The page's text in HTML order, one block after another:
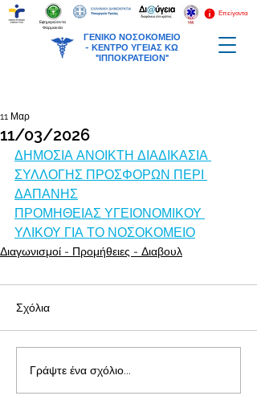
ΓΕΝΙΚΟ ΝΟΣΟΚΟΜΕΙΟ
- ΚΕΝΤΡΟ ΥΓΕΙΑΣ ΚΩ
"ΙΠΠΟΚΡΑΤΕΙΟΝ"
Επείγοντα
Εφημερεύοντα
Φαρμακεία
11/03/2026
11 Μαρ
ΔΗΜΟΣΙΑ ΑΝΟΙΚΤΗ ΔΙΑΔΙΚΑΣΙΑ
ΣΥΛΛΟΓΗΣ ΠΡΟΣΦΟΡΩΝ ΠΕΡΙ
ΔΑΠΑΝΗΣ
ΠΡΟΜΗΘΕΙΑΣ ΥΓΕΙΟΝΟΜΙΚΟΥ
ΥΛΙΚΟΥ ΓΙΑ ΤΟ ΝΟΣΟΚΟΜΕΙΟ
Διαγωνισμοί - Προμήθειες - Διαβουλ
Σχόλια
Γράψτε ένα σχόλιο...